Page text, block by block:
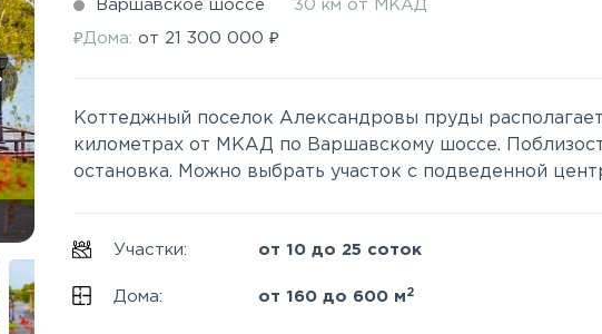
Варшавское шоссе 30 км от МКАД
₽Дома:от 21 300 000 ₽
Коттеджный поселок Александровы пруды
километрах от МКАД по Варшавскому шоссе.
остановка. Можно выбрать участок с подведенной
Участки: от 10 до 25 соток
Дома: от 160 до 600 м 2